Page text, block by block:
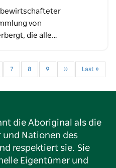
bewirtschafteter
von
die alle…
7 8 9 ›› Last »
die Aboriginal als die
und Nationen des
respektiert sie. Sie
Eigentümer und